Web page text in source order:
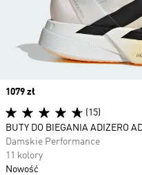
Price
1079 zł
(15)
BUTY DO BIEGANIA ADIZERO
Damskie Performance
11 kolory
Nowość